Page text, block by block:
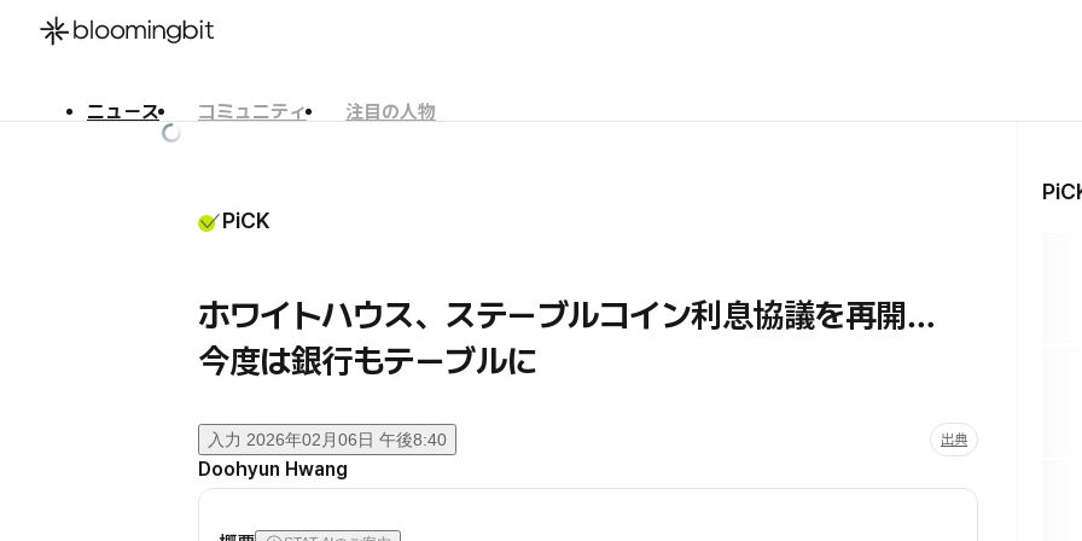
ニュース コミュニティ
注目の人物
PiCK
ホワイトハウス、ステーブルコイン利息協議を再開…
今度は銀行もテーブルに
入力 2026年02月06日 午後8:40 出典
Doohyun Hwang